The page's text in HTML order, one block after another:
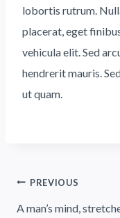
lobortis rutrum.
placerat, eget
vehicula elit. Sed
hendrerit mauris.
ut quam.
Post
PREVIOUS
A man’s mind,